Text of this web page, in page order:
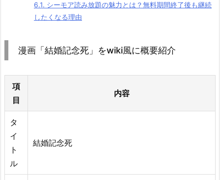
6.1. シーモア読み放題の魅力とは？無料期間終了後も継続
したくなる理由
漫画「結婚記念死」をwiki風に概要紹介
項
目
内容
タ
イ
ト
ル
結婚記念死